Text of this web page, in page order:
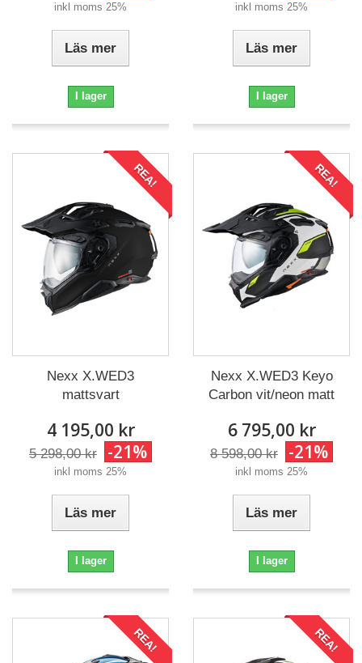
inkl moms 25%
Läs mer
I lager
inkl moms 25%
Läs mer
I lager
REA!
Nexx X.WED3
mattsvart
4 195,00 kr
5 298,00 kr -21%
inkl moms 25%
Läs mer
I lager
REA!
Nexx X.WED3 Keyo
Carbon vit/neon matt
6 795,00 kr
8 598,00 kr -21%
inkl moms 25%
Läs mer
I lager
REA! REA!